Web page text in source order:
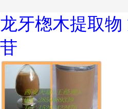
龙牙楤木提取物
苷